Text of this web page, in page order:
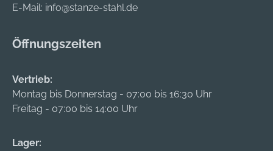
E-Mail: info@stanze-stahl.de
Öffnungszeiten
Vertrieb:
Montag bis Donnerstag - 07:00 bis 16:30 Uhr
Freitag - 07:00 bis 14:00 Uhr
Lager: